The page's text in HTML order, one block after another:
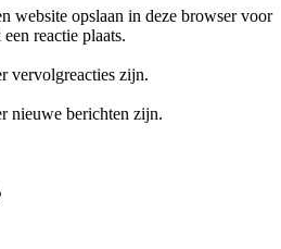
website opslaan in deze browser voor
reactie plaats.
vervolgreacties zijn.
nieuwe berichten zijn.